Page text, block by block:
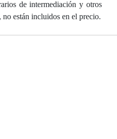
de intermediación y otros
no están incluidos en el precio.